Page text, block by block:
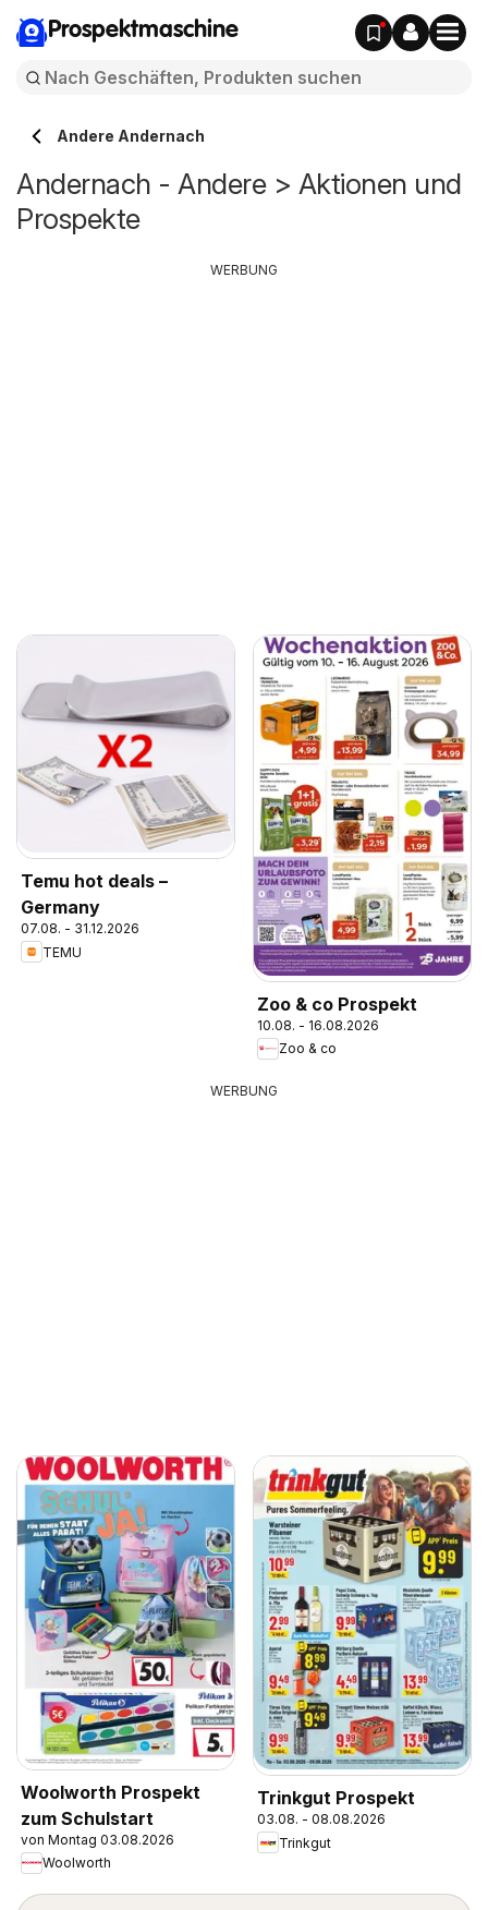
Prospektmaschine
Andere Andernach
Andernach - Andere > Aktionen und
Prospekte
Temu hot deals –
Germany
07.08. - 31.12.2026
TEMU
Zoo & co Prospekt
10.08. - 16.08.2026
Zoo & co
WERBUNG
WERBUNG
Woolworth Prospekt
zum Schulstart
von Montag 03.08.2026
Woolworth
Trinkgut Prospekt
03.08. - 08.08.2026
Trinkgut